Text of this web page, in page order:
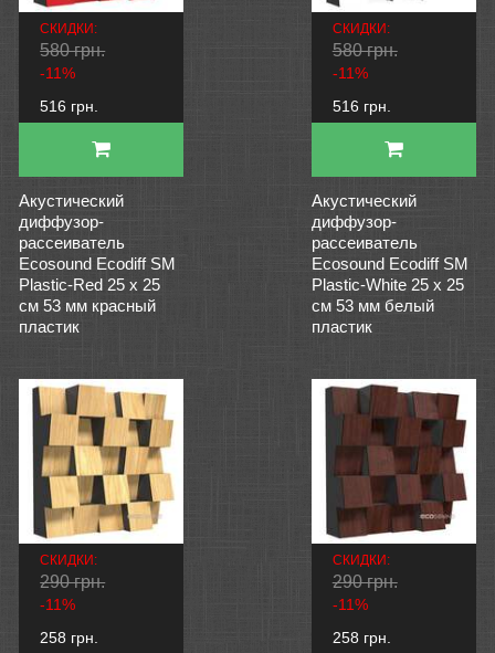
СКИДКИ:
580 грн.
-11%
516 грн.
Акустический
диффузор-
рассеиватель
Ecosound Ecodiff SM
Plastic-Red 25 х 25
см 53 мм красный
пластик
СКИДКИ:
580 грн.
-11%
516 грн.
Акустический
диффузор-
рассеиватель
Ecosound Ecodiff SM
Plastic-White 25 х 25
см 53 мм белый
пластик
СКИДКИ:
290 грн.
-11%
258 грн.
СКИДКИ:
290 грн.
-11%
258 грн.